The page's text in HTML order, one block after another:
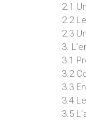
2.1
2.2
2.3
3.
3.1
3.2
3.3
3.4
3.5